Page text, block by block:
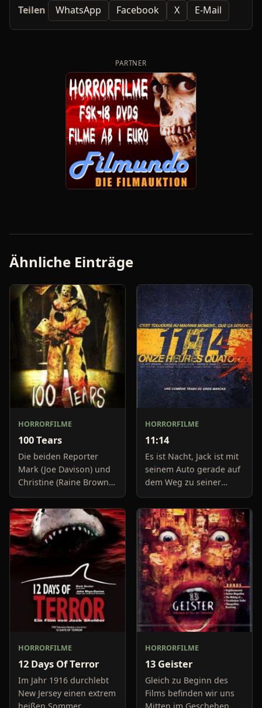
Teilen WhatsApp Facebook X E-Mail
PARTNER
Ähnliche Einträge
HORRORFILME
100 Tears
Die beiden Reporter
Mark (Joe Davison) und
Christine (Raine Brown)
haben keine Lust mehr
auf belanglose
Boulevard-Meldungen
und befassen sich
neuerdings mit Se
HORRORFILME
11:14
Es ist Nacht, Jack ist mit
seinem Auto gerade auf
dem Weg zu seiner
Freundin, um diese
abzuholen. Die Uhr im
Auto springt auf 11:14h,
genau in dem Moment
fäll
HORRORFILME
12 Days Of Terror
Im Jahr 1916 durchlebt
New Jersey einen extrem
HORRORFILME
13 Geister
Gleich zu Beginn des
Films befinden wir uns